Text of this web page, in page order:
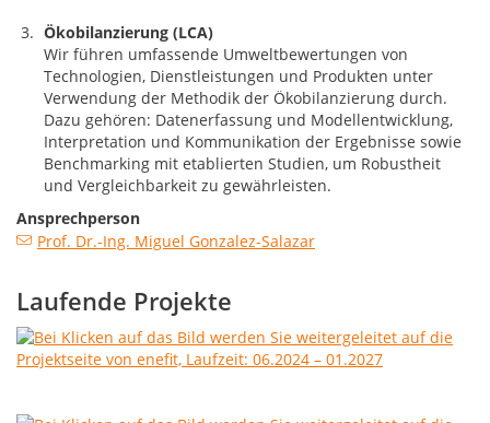
Ökobilanzierung (LCA)
Wir führen umfassende Umweltbewertungen von
Technologien, Dienstleistungen und Produkten unter
Verwendung der Methodik der Ökobilanzierung durch.
Dazu gehören: Datenerfassung und Modellentwicklung,
Interpretation und Kommunikation der Ergebnisse sowie
Benchmarking mit etablierten Studien, um Robustheit
und Vergleichbarkeit zu gewährleisten.
Ansprechperson
Prof. Dr.-Ing. Miguel Gonzalez-Salazar
Laufende Projekte